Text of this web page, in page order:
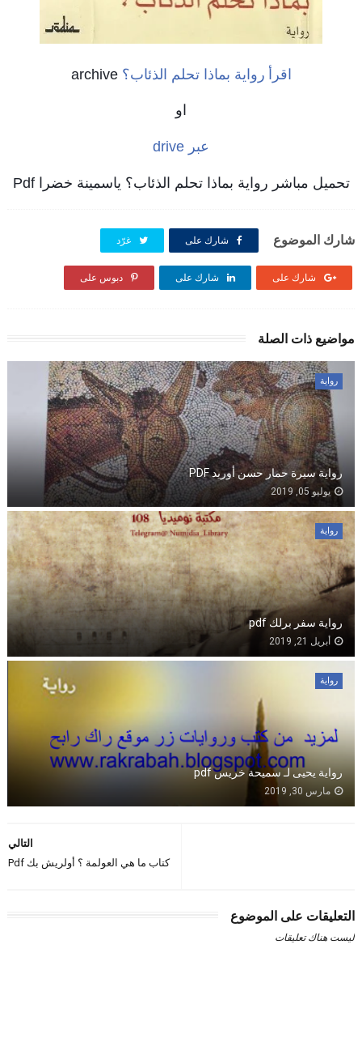
اقرأ رواية بماذا تحلم الذئاب؟archive
او
عبر drive
تحميل مباشر رواية بماذا تحلم الذئاب؟ ياسمينة خضرا Pdf
شارك الموضوع شارك على غرّد
شارك على شارك على دبوس على
مواضيع ذات الصلة
رواية
رواية سيرة حمار حسن أوريد PDF
يوليو 05, 2019
رواية
رواية سفر برلك pdf
أبريل 21, 2019
رواية
رواية يحيى لـ سميحة خريس pdf
مارس 30, 2019
التالي
كتاب ما هي العولمة ؟ أولريش بك Pdf
التعليقات على الموضوع
ليست هناك تعليقات